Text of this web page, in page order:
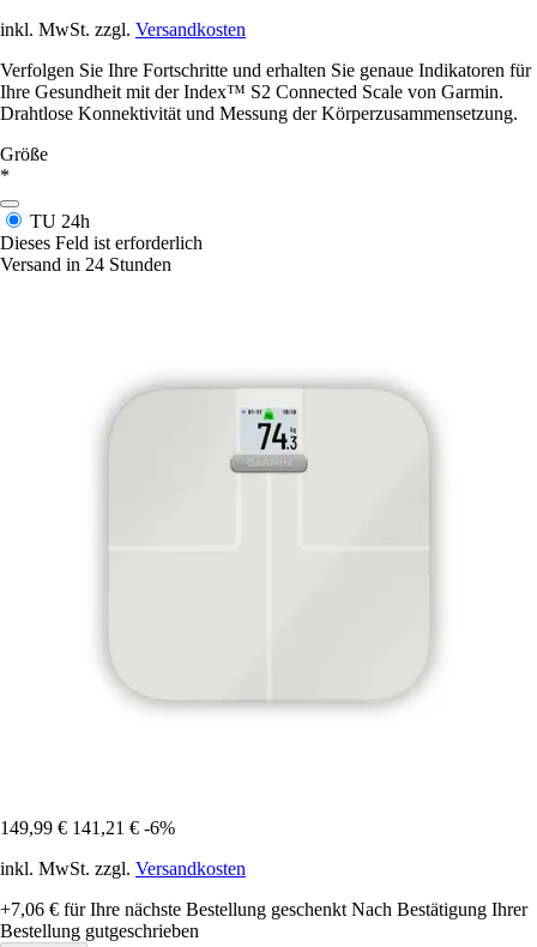
inkl. MwSt. zzgl. Versandkosten
Verfolgen Sie Ihre Fortschritte und erhalten Sie genaue Indikatoren für
Ihre Gesundheit mit der Index™ S2 Connected Scale von Garmin.
Drahtlose Konnektivität und Messung der Körperzusammensetzung.
Größe
*
TU 24h
Dieses Feld ist erforderlich
Versand in 24 Stunden
149,99 € 141,21 € -6%
inkl. MwSt. zzgl. Versandkosten
+7,06 € für Ihre nächste Bestellung geschenkt Nach Bestätigung Ihrer
Bestellung gutgeschrieben